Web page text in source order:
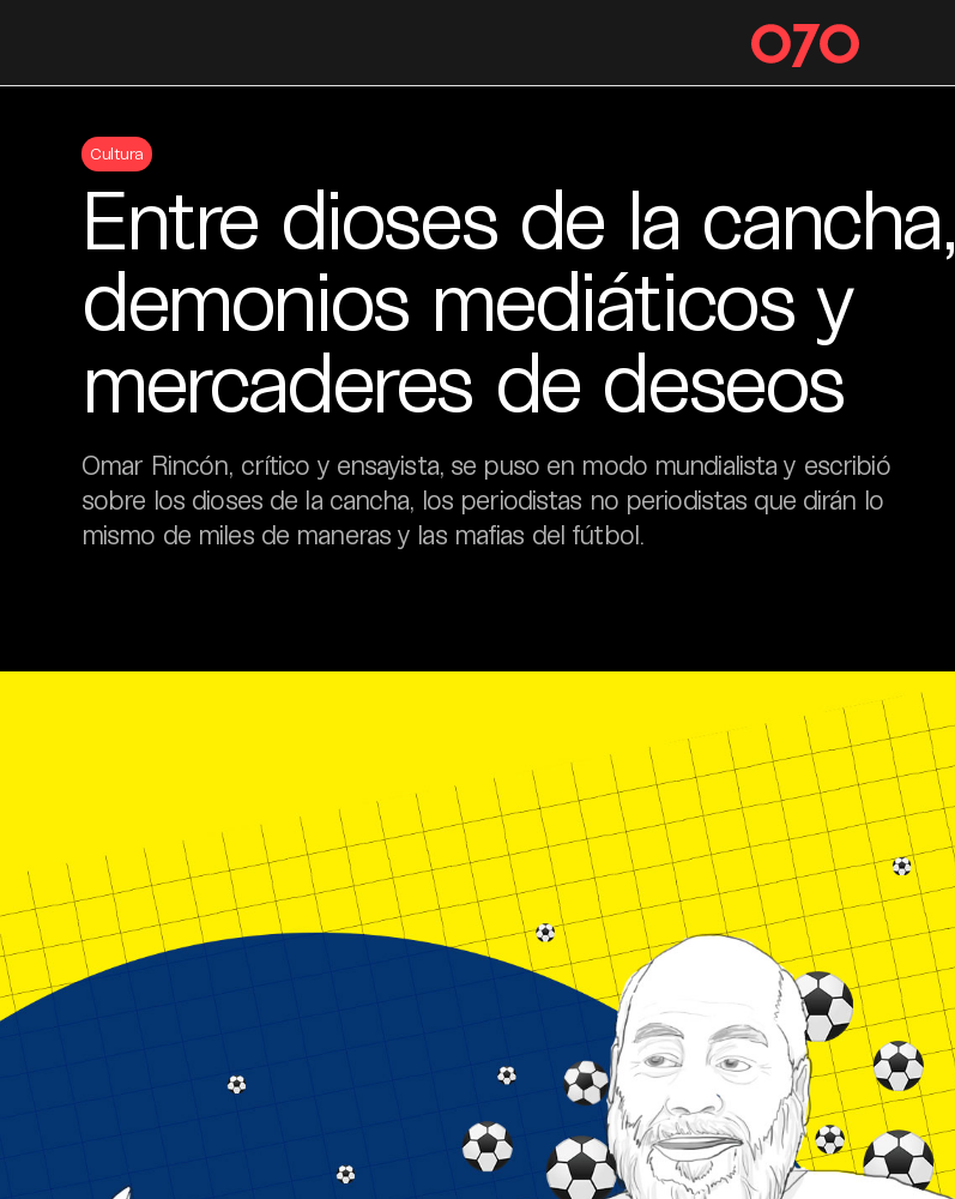
Cultura
Entre dioses de la cancha,
demonios mediáticos y
mercaderes de deseos
Omar Rincón, crítico y ensayista, se puso en modo mundialista y escribió
sobre los dioses de la cancha, los periodistas no periodistas que dirán lo
mismo de miles de maneras y las mafias del fútbol.